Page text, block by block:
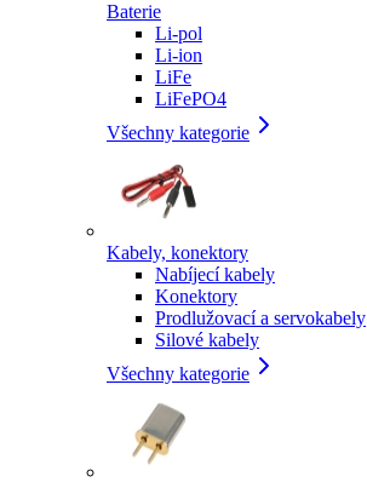
Baterie
Li-pol
Li-ion
LiFe
LiFePO4
Všechny kategorie
Kabely, konektory
Nabíjecí kabely
Konektory
Prodlužovací a servokabely
Silové kabely
Všechny kategorie